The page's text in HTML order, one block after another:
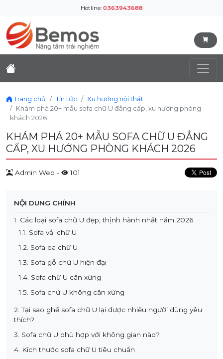
Hotline: 0363943688
Trang chủ Tin tức
Xu hướng nội thất
Khám phá 20+ mẫu sofa chữ U đẳng cấp, xu hướng phòng
khách 2026
KHÁM PHÁ 20+ MẪU SOFA CHỮ U ĐẲNG
CẤP, XU HƯỚNG PHÒNG KHÁCH 2026
Admin Web - 101
NỘI DUNG CHÍNH
1. Các loại sofa chữ U đẹp, thịnh hành nhất năm 2026
1.1. Sofa vải chữ U
1.2. Sofa da chữ U
1.3. Sofa gỗ chữ U hiện đại
1.4. Sofa chữ U cân xứng
1.5. Sofa chữ U không cân xứng
2. Tại sao ghế sofa chữ U lại được nhiều người dùng yêu
thích?
3. Sofa chữ U phù hợp với không gian nào?
4. Kích thước sofa chữ U tiêu chuẩn